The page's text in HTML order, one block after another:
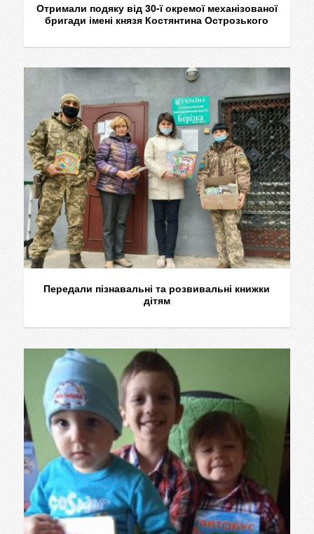
Отримали подяку від 30-ї окремої механізованої
бригади імені князя Костянтина Острозького
Передали пізнавальні та розвивальні книжки
дітям